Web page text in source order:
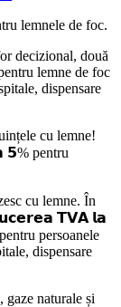
lemnele de foc.
decizional, două
lemne de foc
dispensare
cu lemne!
𝟱% pentru
cu lemne. În
𝗧𝗩𝗔 𝗹𝗮
persoanele
dispensare
naturale și